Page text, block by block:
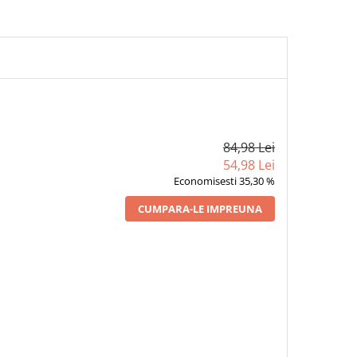
84,98 Lei
54,98 Lei
Economisesti 35,30 %
CUMPARA-LE IMPREUNA